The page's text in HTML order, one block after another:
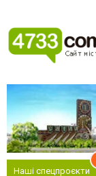
Наші спецпроєкти